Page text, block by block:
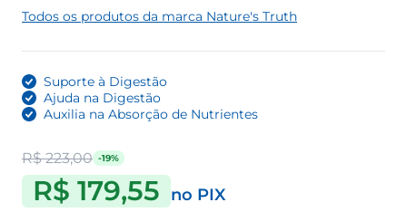
Todos os produtos da marca Nature's Truth
Suporte à Digestão
Ajuda na Digestão
Auxilia na Absorção de Nutrientes
R$ 223,00 -19%
R$ 179,55 no PIX